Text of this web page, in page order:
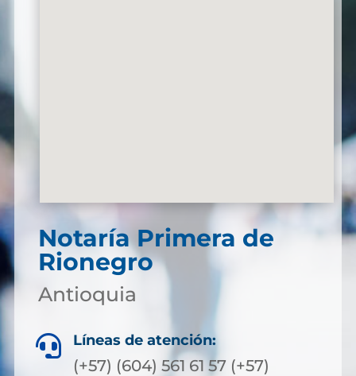
Notaría Primera de
Rionegro
Antioquia
 Líneas de atención:
(+57) (604) 561 61 57 (+57)